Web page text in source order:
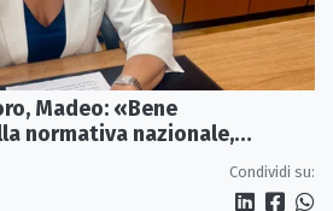
Madeo: «Bene
normativa nazionale,
Condividi su: